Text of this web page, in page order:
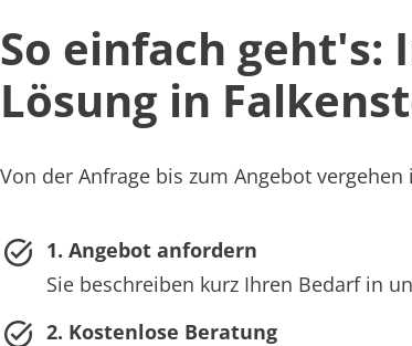
So einfach geht's:
Lösung in
Von der Anfrage bis zum Angebot
1. Angebot anfordern
Sie beschreiben kurz Ihren Bedarf in
2. Kostenlose Beratung